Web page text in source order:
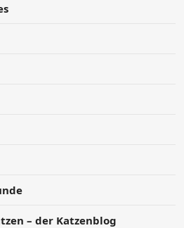
– der Katzenblog